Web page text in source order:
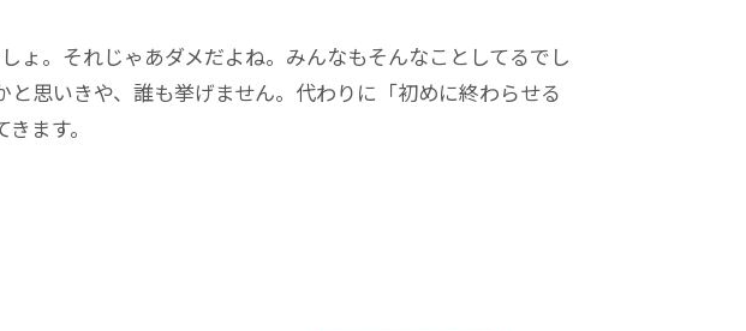
ょ。それじゃあダメだよね。みんなもそんなことしてるでし
思いきや、誰も挙げません。代わりに「初めに終わらせる
ます。